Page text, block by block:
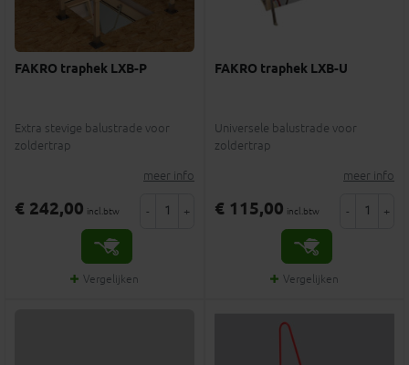
FAKRO traphek LXB-P
Extra stevige balustrade voor
zoldertrap
meer info
€ 242,00 incl.btw - +
Vergelijken
FAKRO traphek LXB-U
Universele balustrade voor
zoldertrap
meer info
€ 115,00 incl.btw - +
Vergelijken